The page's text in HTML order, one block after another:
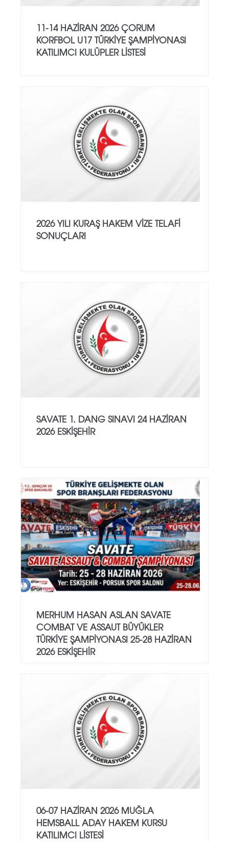
11-14 HAZİRAN 2026 ÇORUM
KORFBOL U17 TÜRKİYE ŞAMPİYONASI
KATILIMCI KULÜPLER LİSTESİ
2026 YILI KURAŞ HAKEM VİZE TELAFİ
SONUÇLARI
SAVATE 1. DANG SINAVI 24 HAZİRAN
2026 ESKİŞEHİR
MERHUM HASAN ASLAN SAVATE
COMBAT VE ASSAUT BÜYÜKLER
TÜRKİYE ŞAMPİYONASI 25-28 HAZİRAN
2026 ESKİŞEHİR
06-07 HAZİRAN 2026 MUĞLA
HEMSBALL ADAY HAKEM KURSU
KATILIMCI LİSTESİ